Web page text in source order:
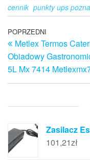
cennik punkty ups
Nawigacja
wpisu
Poprzedni
wpis
POPRZEDNI
Metlex Termos
Obiadowy
5L Mx 7414
Zasilacz
101,21zł